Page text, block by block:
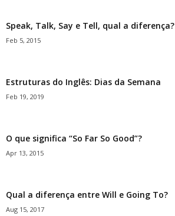
Speak, Talk, Say e Tell, qual a diferença?
Feb 5, 2015
Estruturas do Inglês: Dias da Semana
Feb 19, 2019
O que significa “So Far So Good”?
Apr 13, 2015
Qual a diferença entre Will e Going To?
Aug 15, 2017